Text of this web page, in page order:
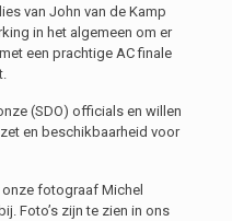
van John van de Kamp
in het algemeen om er
met een prachtige AC finale
(SDO) officials en willen
en beschikbaarheid voor
fotograaf Michel
Foto’s zijn te zien in ons